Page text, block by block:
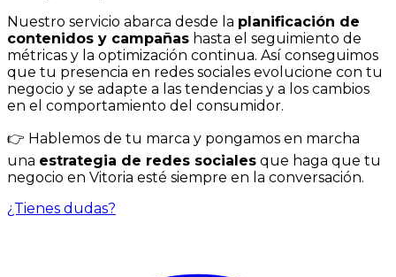
Nuestro servicio abarca desde la planificación de
contenidos y campañas hasta el seguimiento de
métricas y la optimización continua. Así conseguimos
que tu presencia en redes sociales evolucione con tu
negocio y se adapte a las tendencias y a los cambios
en el comportamiento del consumidor.
👉 Hablemos de tu marca y pongamos en marcha
una estrategia de redes sociales que haga que tu
negocio en Vitoria esté siempre en la conversación.
¿Tienes dudas?